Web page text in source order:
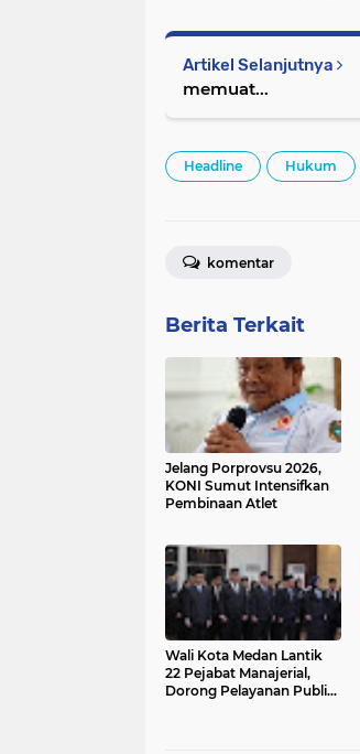
Artikel Selanjutnya
memuat...
Headline Hukum
komentar
Berita Terkait
Jelang Porprovsu 2026,
KONI Sumut Intensifkan
Pembinaan Atlet
Wali Kota Medan Lantik
22 Pejabat Manajerial,
Dorong Pelayanan Publik